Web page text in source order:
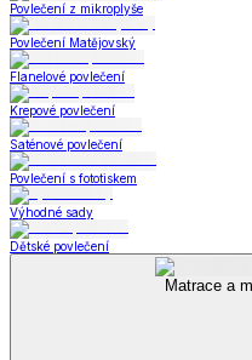
Povlečení z mikroplyše
Povlečení Matějovský
Flanelové povlečení
Krepové povlečení
Saténové povlečení
Povlečení s fototiskem
Výhodné sady
Dětské povlečení
Matrace a